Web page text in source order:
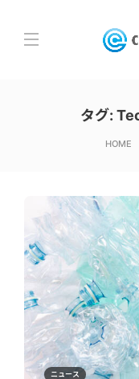
タグ:
HOME
ニュース